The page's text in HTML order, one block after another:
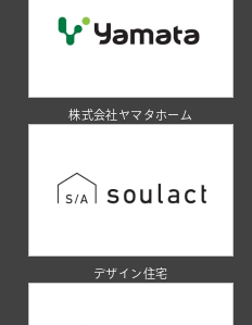
株式会社ヤマタホーム
デザイン住宅